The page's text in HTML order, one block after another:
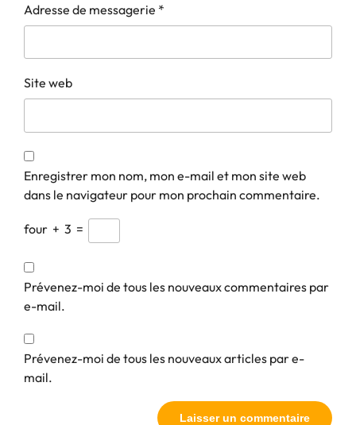
Adresse de messagerie *
Site web
Enregistrer mon nom, mon e-mail et mon site web
dans le navigateur pour mon prochain commentaire.
four + 3 =
Prévenez-moi de tous les nouveaux commentaires par
e-mail.
Prévenez-moi de tous les nouveaux articles par e-
mail.